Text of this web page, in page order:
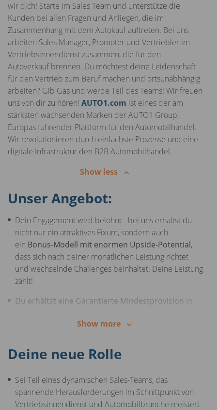
wir dich! Starte im Sales Team und unterstütze die
Kunden bei allen Fragen und Anliegen, die im
Zusammenhang mit dem Autokauf auftreten. Bei uns
arbeiten Sales Manager, Promoter und Vertriebler im
Vertriebsinnendienst zusammen, die für den
Autoverkauf brennen. Du möchtest deine Leidenschaft
für den Vertrieb zum Beruf machen und ortsunabhängig
arbeiten? Gib Gas und werde Teil des Teams! Wir freuen
uns von dir zu hören! AUTO1.com ist eines der am
stärksten wachsenden Marken der AUTO1 Group,
Europas führender Plattform für den Automobilhandel.
Wir revolutionieren durch einfachste Prozesse und eine
digitale Infrastruktur den B2B Automobilhandel.
Show less
Unser Angebot:
Dein Engagement wird belohnt - bei uns erhältst du
nicht nur ein attraktives Fixum, sondern auch
ein Bonus-Modell mit enormen Upside-Potential,
dass sich nach deiner monatlichen Leistung richtet
und wechselnde Challenges beinhaltet. Deine Leistung
zählt!
Du erhältst eine Garantierte Mindestprovision in
du kannst immer mehr verdienen, je besser du wirst!
Hause arbeiten!
28 Urlaubstagestehen dir zur Verfügung, um dich zu
erholen. Nach einem weiteren Jahr steigt dein
Anspruch auf 30 Urlaubstagean.
Show more
Deine neue Rolle
Sei Teil eines dynamischen Sales-Teams, das
spannende Herausforderungen im Schnittpunkt von
Vertriebsinnendienst und Automobilbranche meistert